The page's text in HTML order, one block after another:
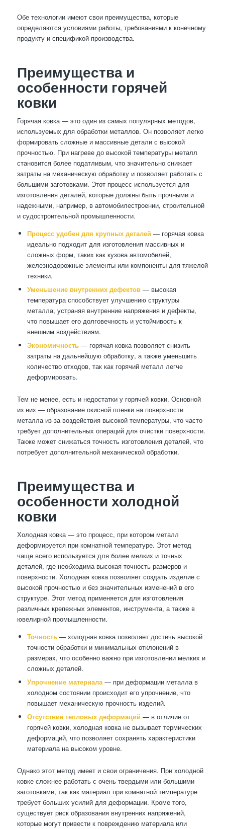
Обе технологии имеют свои преимущества, которые
определяются условиями работы, требованиями к конечному
продукту и спецификой производства.
Преимущества и
особенности горячей
ковки
Горячая ковка — это один из самых популярных методов,
используемых для обработки металлов. Он позволяет легко
формировать сложные и массивные детали с высокой
прочностью. При нагреве до высокой температуры металл
становится более податливым, что значительно снижает
затраты на механическую обработку и позволяет работать с
большими заготовками. Этот процесс используется для
изготовления деталей, которые должны быть прочными и
надежными, например, в автомобилестроении, строительной
и судостроительной промышленности.
Процесс удобен для крупных деталей — горячая ковка
идеально подходит для изготовления массивных и
сложных форм, таких как кузова автомобилей,
железнодорожные элементы или компоненты для тяжелой
техники.
Уменьшение внутренних дефектов— высокая
температура способствует улучшению структуры
металла, устраняя внутренние напряжения и дефекты,
что повышает его долговечность и устойчивость к
внешним воздействиям.
Экономичность— горячая ковка позволяет снизить
затраты на дальнейшую обработку, а также уменьшить
количество отходов, так как горячий металл легче
деформировать.
Тем не менее, есть и недостатки у горячей ковки. Основной
из них — образование окисной пленки на поверхности
металла из-за воздействия высокой температуры, что часто
требует дополнительных операций для очистки поверхности.
Также может снижаться точность изготовления деталей, что
потребует дополнительной механической обработки.
Преимущества и
особенности холодной
ковки
Холодная ковка — это процесс, при котором металл
деформируется при комнатной температуре. Этот метод
чаще всего используется для более мелких и точных
деталей, где необходима высокая точность размеров и
поверхности. Холодная ковка позволяет создать изделие с
высокой прочностью и без значительных изменений в его
структуре. Этот метод применяется для изготовления
различных крепежных элементов, инструмента, а также в
ювелирной промышленности.
Точность— холодная ковка позволяет достичь высокой
точности обработки и минимальных отклонений в
размерах, что особенно важно при изготовлении мелких и
сложных деталей.
Упрочнение материала— при деформации металла в
холодном состоянии происходит его упрочнение, что
повышает механическую прочность изделий.
Отсутствие тепловых деформаций — в отличие от
горячей ковки, холодная ковка не вызывает термических
деформаций, что позволяет сохранять характеристики
материала на высоком уровне.
Однако этот метод имеет и свои ограничения. При холодной
ковке сложнее работать с очень твердыми или большими
заготовками, так как материал при комнатной температуре
требует больших усилий для деформации. Кроме того,
существует риск образования внутренних напряжений,
которые могут привести к повреждению материала или